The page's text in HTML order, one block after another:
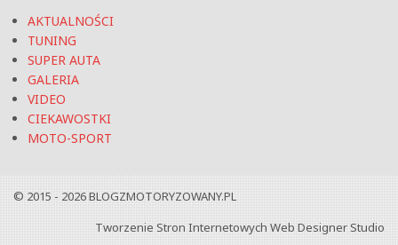
AKTUALNOŚCI
TUNING
SUPER AUTA
GALERIA
VIDEO
CIEKAWOSTKI
MOTO-SPORT
© 2015 - 2026BLOGZMOTORYZOWANY.PL
Tworzenie Stron Internetowych Web Designer Studio